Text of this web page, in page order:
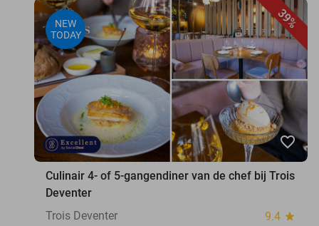
39%
NEW
TODAY
favorite_border
Culinair 4- of 5-gangendiner van de chef bij Trois
Deventer
Trois Deventer
9.4 star